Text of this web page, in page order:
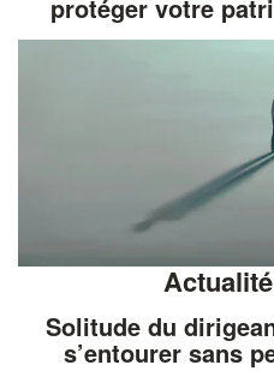
protéger votre
Solitude du
s’entourer sans